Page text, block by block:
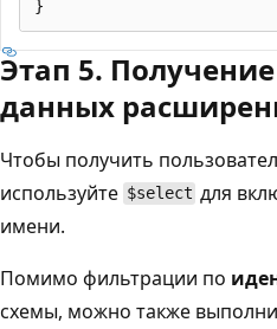
Этап 5.
данных
Чтобы получить
используйте $select для
имени.
Помимо фильтрации по
схемы, можно также